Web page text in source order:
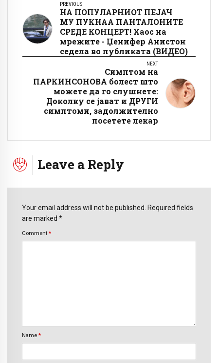
PREVIOUS
НА ПОПУЛАРНИОТ ПЕЈАЧ
МУ ПУКНАА ПАНТАЛОНИТЕ
СРЕДЕ КОНЦЕРТ! Хаос на
мрежите - Џенифер Анистон
седела во публиката (ВИДЕО)
NEXT
Симптом на
ПАРКИНСОНОВА болест што
можете да го слушнете:
Доколку се јават и ДРУГИ
симптоми, задолжително
посетете лекар
Leave a Reply
Your email address will not be published. Required fields
are marked *
Comment *
Name *